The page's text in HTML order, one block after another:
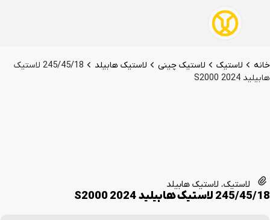
خانه لاستیک لاستیک چینی لاستیک هابیلد
245/45/18 لاستیک
هابیلید 2024 S2000
لاستیک، لاستیک هابیلد
245/45/18 لاستیک هابیلید 2024 S2000